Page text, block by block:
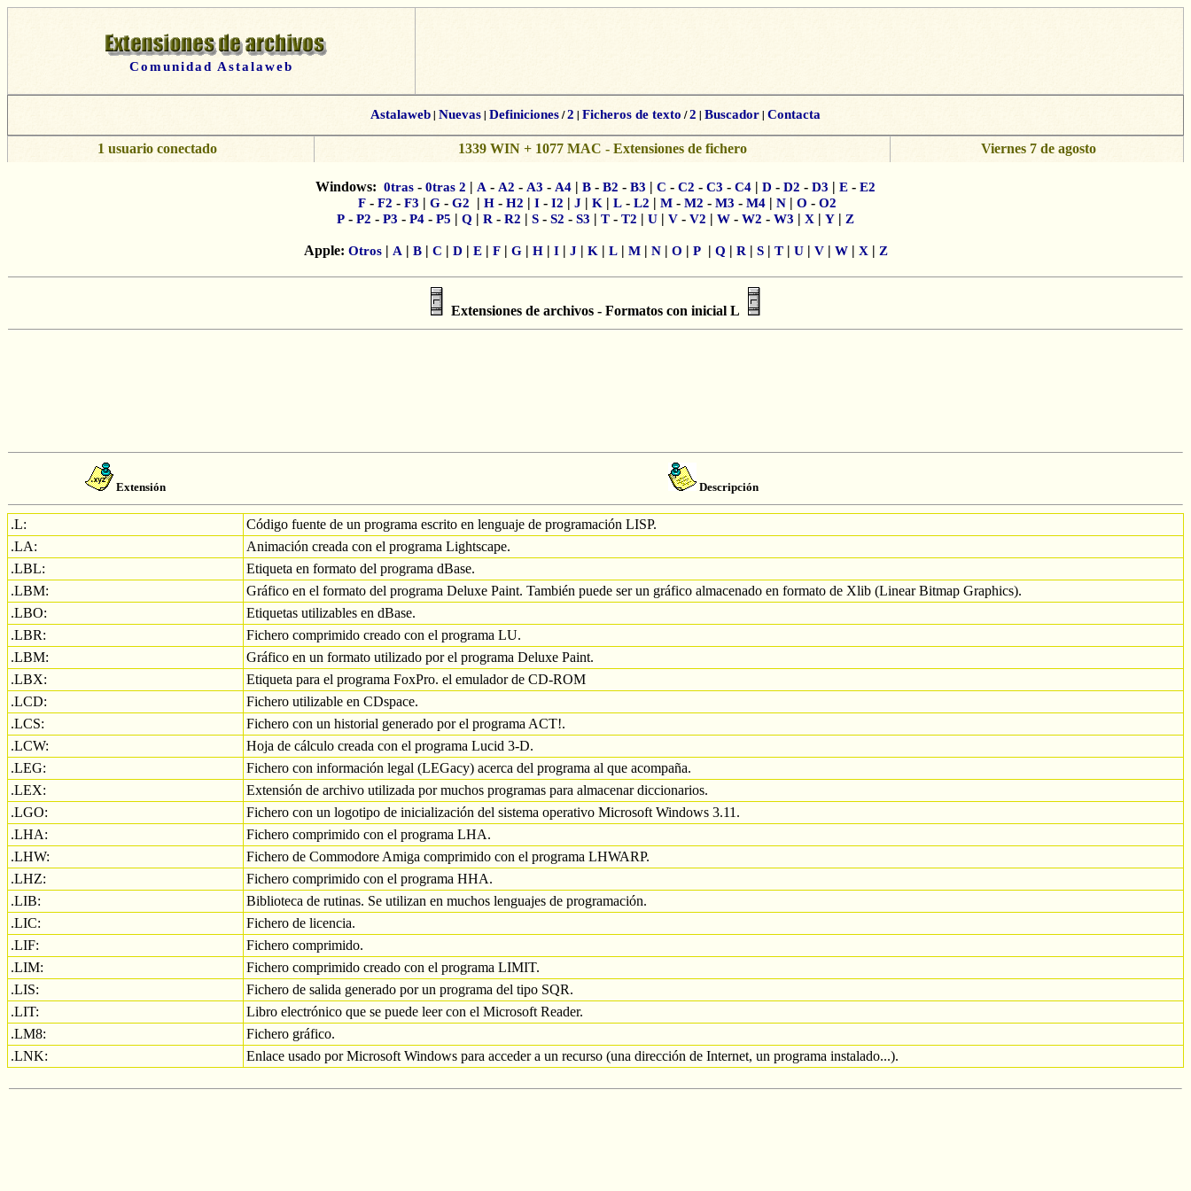
Comunidad Astalaweb
Astalaweb| Nuevas| Definiciones/2 | Ficheros de texto/2 | Buscador| Contacta
1 usuario conectado 1339 WIN + 1077 MAC - Extensiones de fichero Viernes 7 de agosto
Windows: 0tras - 0tras 2 | A - A2 - A3 - A4 | B - B2 - B3 | C - C2 - C3 - C4 | D - D2 - D3 | E - E2
F - F2 - F3 | G - G2 | H - H2 | I - I2 | J | K | L - L2 | M - M2 - M3 - M4 | N | O - O2
P - P2 - P3 - P4 - P5 | Q | R - R2 | S - S2 - S3 | T - T2 | U | V - V2 | W - W2 - W3 | X | Y | Z
Apple: Otros| A | B| C | D | E| F| G| H| I| J | K | L| M| N| O | P| Q | R | S| T| U| V| W| X | Z
Extensiones de archivos - Formatos con inicial L
Extensión Descripción
.L:
Código fuente de un programa escrito en lenguaje de programación LISP.
.LA:
Animación creada con el programa Lightscape.
.LBL:
Etiqueta en formato del programa dBase.
.LBM:
Gráfico en el formato del programa Deluxe Paint. También puede ser un gráfico almacenado en formato de Xlib (Linear Bitmap Graphics).
.LBO:
Etiquetas utilizables en dBase.
.LBR:
Fichero comprimido creado con el programa LU.
.LBM:
Gráfico en un formato utilizado por el programa Deluxe Paint.
.LBX:
Etiqueta para el programa FoxPro. el emulador de CD-ROM
.LCD:
Fichero utilizable en CDspace.
.LCS:
Fichero con un historial generado por el programa ACT!.
.LCW:
Hoja de cálculo creada con el programa Lucid 3-D.
.LEG:
Fichero con información legal (LEGacy) acerca del programa al que acompaña.
.LEX:
Extensión de archivo utilizada por muchos programas para almacenar diccionarios.
.LGO:
Fichero con un logotipo de inicialización del sistema operativo Microsoft Windows 3.11.
.LHA:
Fichero comprimido con el programa LHA.
.LHW:
Fichero de Commodore Amiga comprimido con el programa LHWARP.
.LHZ:
Fichero comprimido con el programa HHA.
.LIB:
Biblioteca de rutinas. Se utilizan en muchos lenguajes de programación.
.LIC:
Fichero de licencia.
.LIF:
Fichero comprimido.
.LIM:
Fichero comprimido creado con el programa LIMIT.
.LIS:
Fichero de salida generado por un programa del tipo SQR.
.LIT:
Libro electrónico que se puede leer con el Microsoft Reader.
.LM8:
Fichero gráfico.
.LNK:
Enlace usado por Microsoft Windows para acceder a un recurso (una dirección de Internet, un programa instalado...).